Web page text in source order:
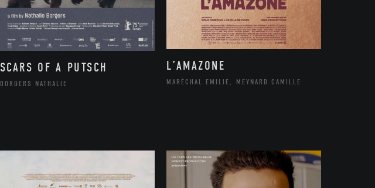
SCARS OF A PUTSCH
BORGERS NATHALIE
L’AMAZONE
MARÉCHAL EMILIE, MEYNARD CAMILLE